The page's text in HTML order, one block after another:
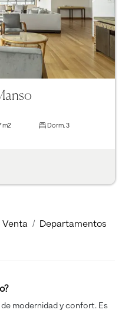
m2 Dorm. 3
Venta
Departamentos
modernidad y confort. Es